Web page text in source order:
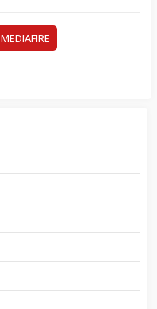
MEDIAFIRE